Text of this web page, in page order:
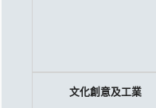
文化創意及工業